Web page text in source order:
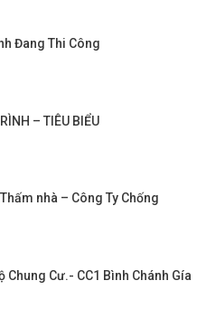
Đang Thi Công
– TIÊU BIỂU
nhà – Công Ty Chống
Chung Cư.- CC1 Bình Chánh Gía